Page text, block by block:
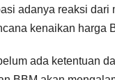
adanya reaksi dari
kenaikan harga
ada ketentuan